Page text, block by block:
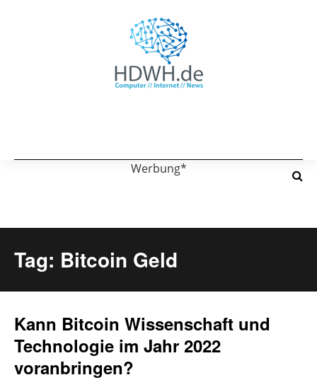
Werbung*
Tag: Bitcoin Geld
Kann Bitcoin Wissenschaft und
Technologie im Jahr 2022
voranbringen?